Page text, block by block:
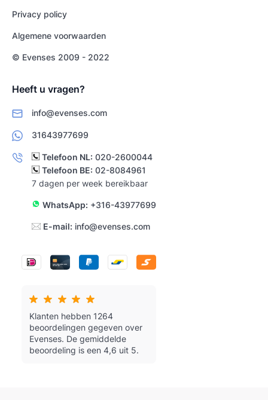
Privacy policy
Algemene voorwaarden
© Evenses 2009 - 2022
Heeft u vragen?
info@evenses.com
31643977699
Telefoon NL: 020-2600044
Telefoon BE: 02-8084961
7 dagen per week bereikbaar
WhatsApp: +316-43977699
E-mail: info@evenses.com
Klanten hebben 1264
beoordelingen gegeven over
Evenses. De gemiddelde
beoordeling is een 4,6 uit 5.